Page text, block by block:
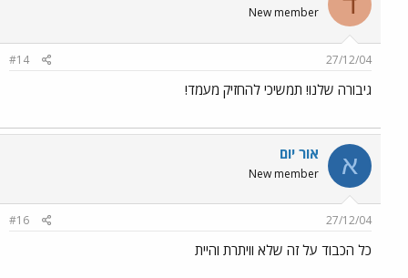
New member
27/12/04
#14
גיבורה שלנו! תמשיכי להחזיק מעמד!
א אור יום
New member
27/12/04
#16
כל הכבוד על זה שלא וויתרת והיית